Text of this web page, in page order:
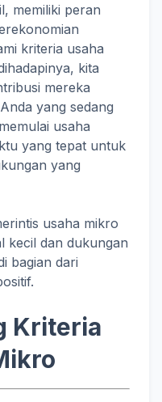
memiliki peran
kriteria usaha
kita
mereka
yang sedang
usaha
yang tepat untuk
yang
usaha mikro
kecil dan dukungan
bagian dari
Kriteria